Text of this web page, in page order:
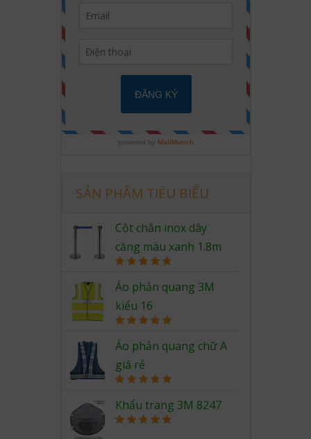
SẢN PHẨM TIÊU BIỂU
Cột chắn inox dây
căng màu xanh 1.8m
out of 5
Áo phản quang 3M
kiểu 16
out of 5
Áo phản quang chữ A
giá rẻ
out of 5
Khẩu trang 3M 8247